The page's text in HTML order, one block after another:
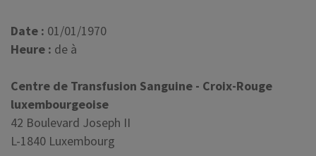
Date : 01/01/1970
Heure : de à
Centre de Transfusion Sanguine - Croix-Rouge
luxembourgeoise
42 Boulevard Joseph II
L-1840 Luxembourg